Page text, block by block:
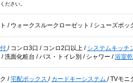
ださい。
/ ウォークスルークローゼット / シューズボッ
/ コンロ3口 / コンロ2口以上 / システムキッチ
/洗面化粧台 /バス・トイレ別 / シャワー /浴室
/宅配ボックス / カードキーシステム /TVモニ